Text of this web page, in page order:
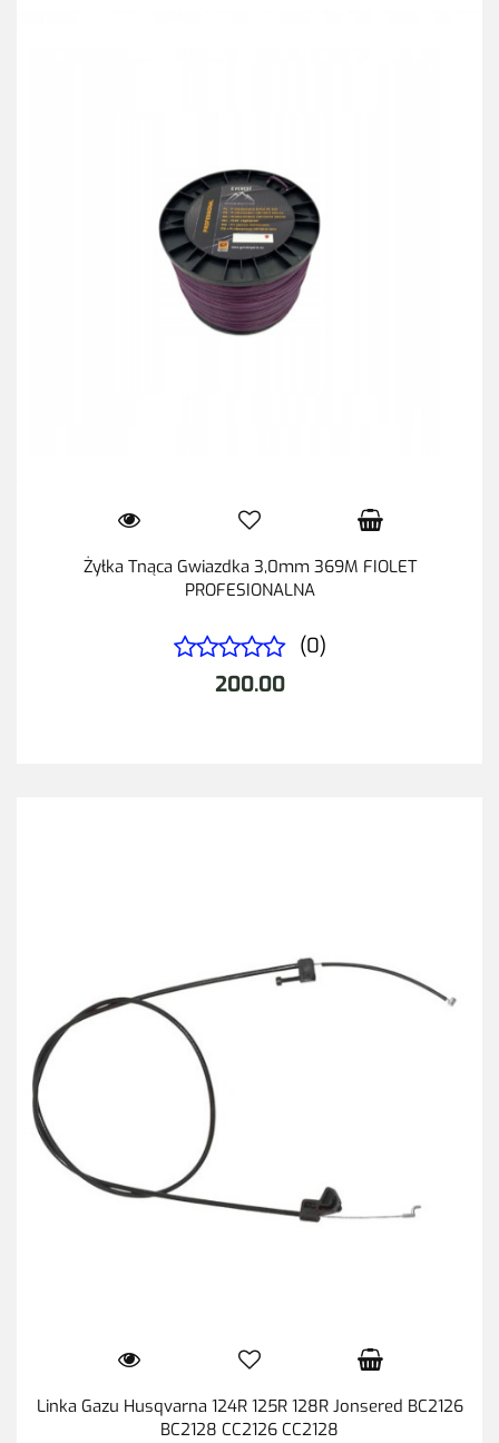
Żyłka Tnąca Gwiazdka 3,0mm 369M FIOLET
PROFESIONALNA
(0)
200.00
Linka Gazu Husqvarna 124R 125R 128R Jonsered BC2126
BC2128 CC2126 CC2128